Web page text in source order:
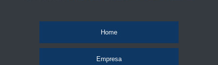
Home
Empresa